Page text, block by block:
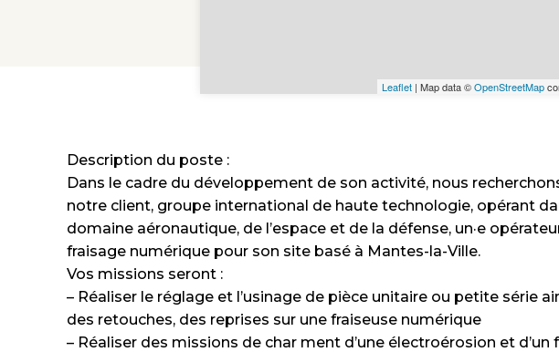
Leaflet | Map data ©OpenStreetMap
Description du poste :
Dans le cadre du développement de son activité, nous
notre client, groupe international de haute technologie, opérant
domaine aéronautique, de l’espace et de la défense, un·e
fraisage numérique pour son site basé à Mantes-la-Ville.
Vos missions seront :
– Réaliser le réglage et l’usinage de pièce unitaire ou petite série
des retouches, des reprises sur une fraiseuse numérique
– Réaliser des missions de char ment d’une électroérosion et d’un